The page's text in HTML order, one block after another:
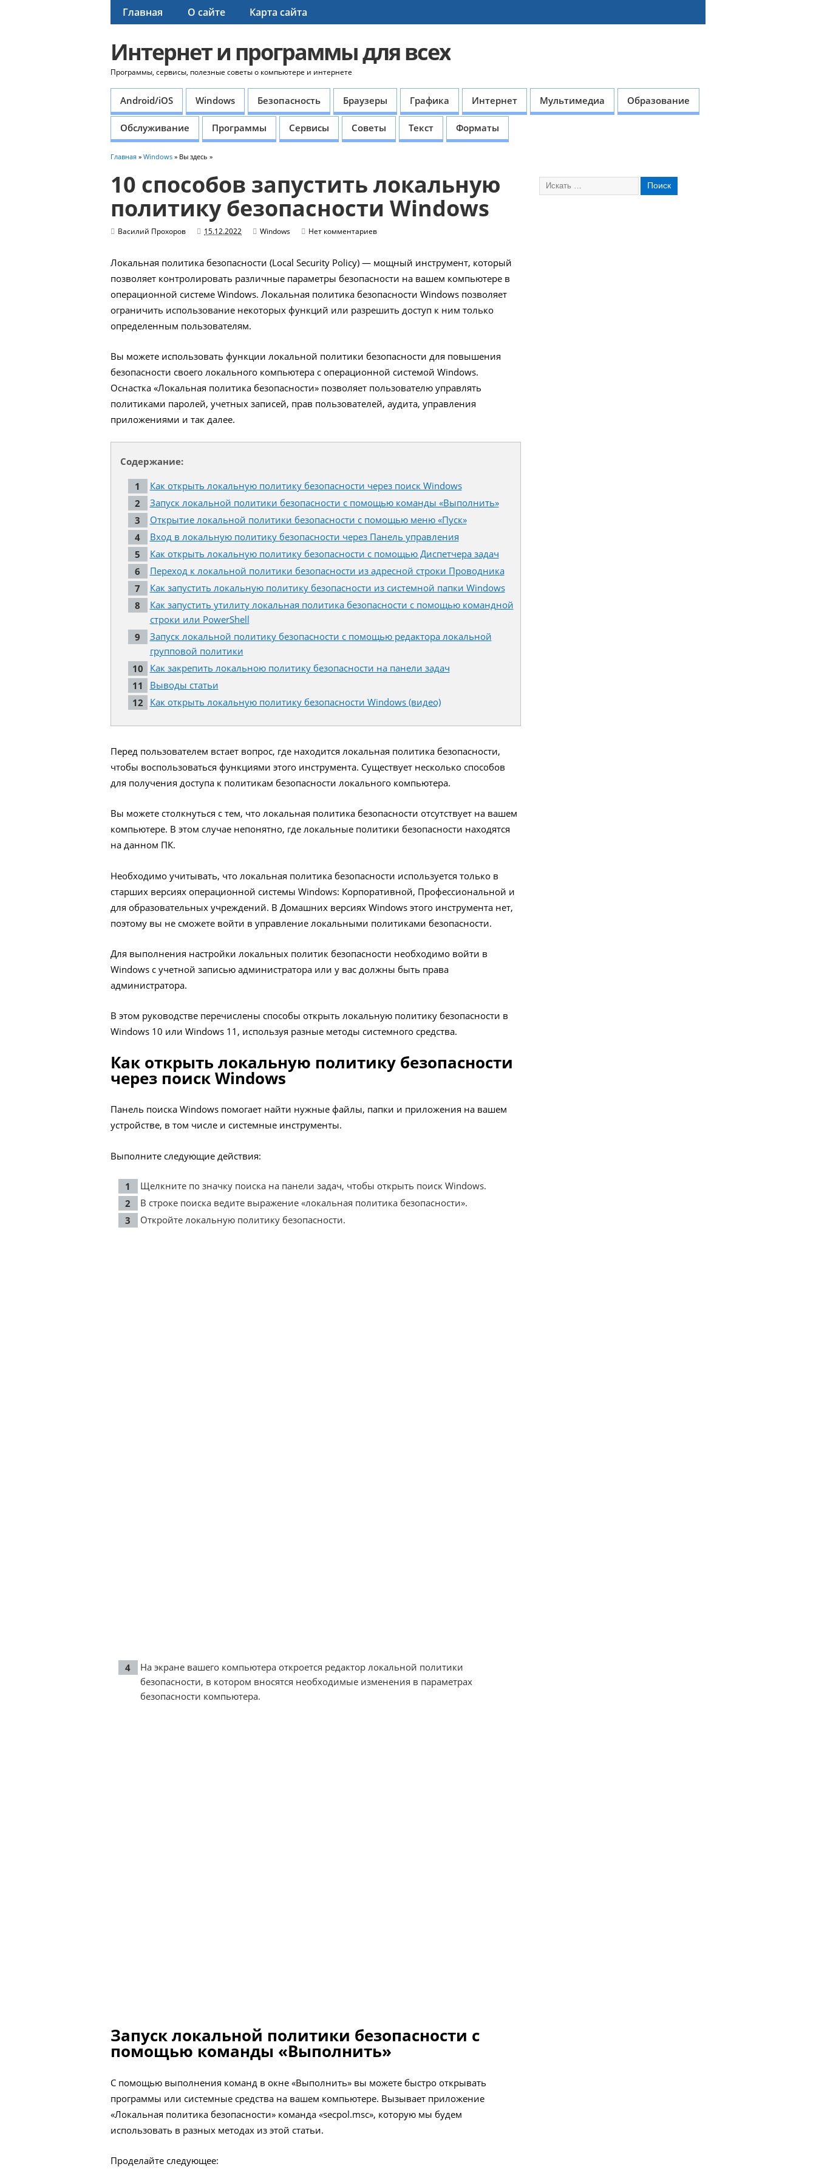
Главная О сайте Карта сайта
Интернет и программы для всех
Программы, сервисы, полезные советы о компьютере и интернете
Android/iOS Windows Безопасность Браузеры Графика Интернет Мультимедиа Образование
Обслуживание Программы Сервисы Советы Текст Форматы
Главная » Windows » Вы здесь »
10 способов запустить локальную
политику безопасности Windows
Василий Прохоров 15.12.2022 Windows Нет комментариев
Локальная политика безопасности (Local Security Policy) — мощный инструмент, который
позволяет контролировать различные параметры безопасности на вашем компьютере в
операционной системе Windows. Локальная политика безопасности Windows позволяет
ограничить использование некоторых функций или разрешить доступ к ним только
определенным пользователям.
Вы можете использовать функции локальной политики безопасности для повышения
безопасности своего локального компьютера с операционной системой Windows.
Оснастка «Локальная политика безопасности» позволяет пользователю управлять
политиками паролей, учетных записей, прав пользователей, аудита, управления
приложениями и так далее.
Содержание:
Как открыть локальную политику безопасности через поиск Windows
Запуск локальной политики безопасности с помощью команды «Выполнить»
Открытие локальной политики безопасности с помощью меню «Пуск»
Вход в локальную политику безопасности через Панель управления
Как открыть локальную политику безопасности с помощью Диспетчера задач
Переход к локальной политики безопасности из адресной строки Проводника
Как запустить локальную политику безопасности из системной папки Windows
Как запустить утилиту локальная политика безопасности с помощью командной
строки или PowerShell
Запуск локальной политику безопасности с помощью редактора локальной
групповой политики
Как закрепить локальною политику безопасности на панели задач
Выводы статьи
Как открыть локальную политику безопасности Windows (видео)
Перед пользователем встает вопрос, где находится локальная политика безопасности,
чтобы воспользоваться функциями этого инструмента. Существует несколько способов
для получения доступа к политикам безопасности локального компьютера.
Вы можете столкнуться с тем, что локальная политика безопасности отсутствует на вашем
компьютере. В этом случае непонятно, где локальные политики безопасности находятся
на данном ПК.
Необходимо учитывать, что локальная политика безопасности используется только в
старших версиях операционной системы Windows: Корпоративной, Профессиональной и
для образовательных учреждений. В Домашних версиях Windows этого инструмента нет,
поэтому вы не сможете войти в управление локальными политиками безопасности.
Для выполнения настройки локальных политик безопасности необходимо войти в
Windows с учетной записью администратора или у вас должны быть права
администратора.
В этом руководстве перечислены способы открыть локальную политику безопасности в
Windows 10 или Windows 11, используя разные методы системного средства.
Как открыть локальную политику безопасности
через поиск Windows
Панель поиска Windows помогает найти нужные файлы, папки и приложения на вашем
устройстве, в том числе и системные инструменты.
Выполните следующие действия:
Щелкните по значку поиска на панели задач, чтобы открыть поиск Windows.
В строке поиска ведите выражение «локальная политика безопасности».
Откройте локальную политику безопасности.
На экране вашего компьютера откроется редактор локальной политики
безопасности, в котором вносятся необходимые изменения в параметрах
безопасности компьютера.
Запуск локальной политики безопасности с
помощью команды «Выполнить»
С помощью выполнения команд в окне «Выполнить» вы можете быстро открывать
программы или системные средства на вашем компьютере. Вызывает приложение
«Локальная политика безопасности» команда «secpol.msc», которую мы будем
использовать в разных методах из этой статьи.
Проделайте следующее: